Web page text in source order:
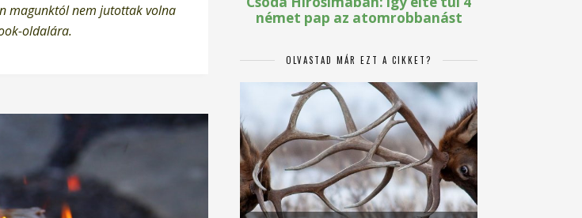
magunktól nem jutottak volna
oldalára.
OLVASTAD MÁR EZT A CIKKET?